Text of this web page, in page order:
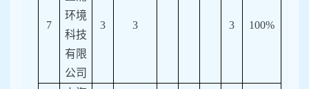
7
环境
科技
有限
公司
3 3 3 100%